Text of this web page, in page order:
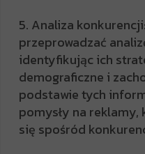
5. Analiza
przeprowadzać
identyfikując ich
demograficzne i
podstawie tych
pomysły na
się spośród